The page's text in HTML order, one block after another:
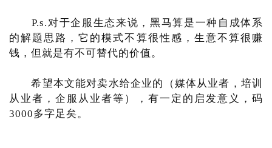
P.s.对于企服生态来说，黑马算是一种自成体系
的解题思路，它的模式不算很性感，生意不算很赚
钱，但就是有不可替代的价值。
希望本文能对卖水给企业的（媒体从业者，培训
从业者，企服从业者等），有一定的启发意义，码
3000多字足矣。